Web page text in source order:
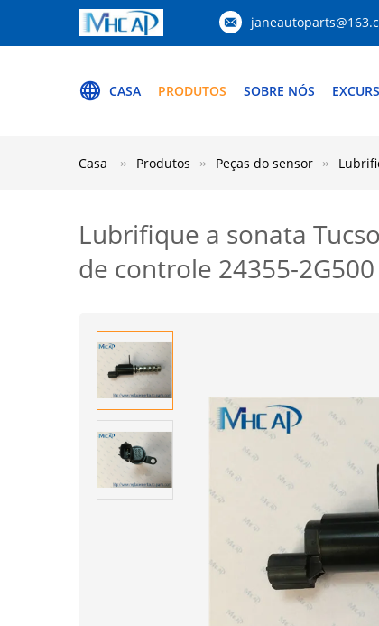
CASA PRODUTOS SOBRE NÓS
Casa Produtos Peças do sensor
Lubrifique a sonata
de controle 24355-